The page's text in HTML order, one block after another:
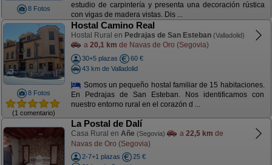
8 Fotos
estudio de carpintería y presenta una decoración rústica
con vigas de madera vistas. Dis ...
8 Fotos
(1 comentario)
Hostal Camino Real
Hostal Rural en Pedrajas de San Esteban (Valladolid)
a 20,1 km de Navas de Oro (Segovia)
30+5 plazas
60 €
43 km de Valladolid
Somos un pequeño hostal familiar de 15 habitaciones.
En Pedrajas de San Esteban. Nos identificamos con
nuestro entorno rural en el corazón d ...
La Postal de Dalí
Casa Rural en Añe (Segovia) a 22,5 km de
Navas de Oro (Segovia)
2-7+1 plazas
25 €